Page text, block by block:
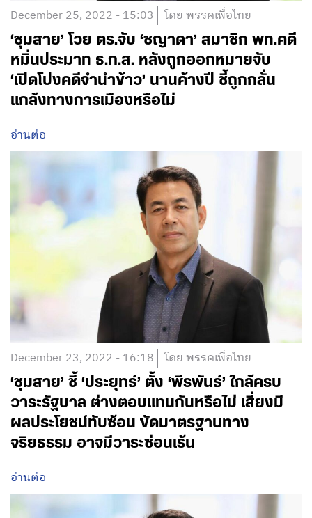
December 25, 2022 - 15:03 โดย พรรคเพื่อไทย
‘ชุมสาย’ โวย ตร.จับ ‘ชญาดา’ สมาชิก พท.คดี
หมิ่นประมาท ธ.ก.ส. หลังถูกออกหมายจับ
‘เปิดโปงคดีจำนำข้าว’ นานค้างปี ชี้ถูกกลั่น
แกล้งทางการเมืองหรือไม่
อ่านต่อ
December 23, 2022 - 16:18 โดย พรรคเพื่อไทย
‘ชุมสาย’ ชี้ ‘ประยุทธ์’ ตั้ง ‘พีรพันธ์’ ใกล้ครบ
วาระรัฐบาล ต่างตอบแทนกันหรือไม่ เสี่ยงมี
ผลประโยชน์ทับซ้อน ขัดมาตรฐานทาง
จริยธรรม อาจมีวาระซ่อนเร้น
อ่านต่อ